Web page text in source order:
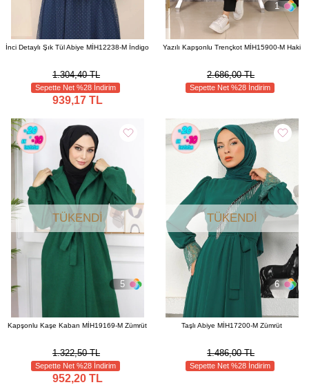
İnci Detaylı Şık Tül Abiye MİH12238-M İndigo
1.304,40 TL
Sepette Net %28 İndirim
939,17 TL
1
Yazılı Kapşonlu Trençkot MİH15900-M Haki
2.686,00 TL
Sepette Net %28 İndirim
5
TÜKENDI
Kapşonlu Kaşe Kaban MİH19169-M Zümrüt
1.322,50 TL
Sepette Net %28 İndirim
952,20 TL
6
TÜKENDI
Taşlı Abiye MİH17200-M Zümrüt
1.486,00 TL
Sepette Net %28 İndirim